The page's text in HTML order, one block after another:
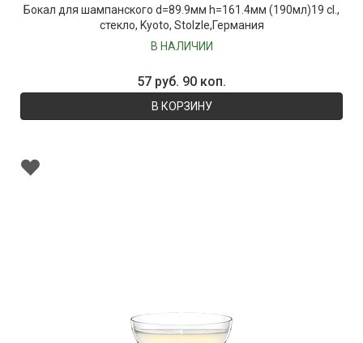
Бокал для шампанского d=89.9мм h=161.4мм (190мл)19 cl.,
стекло, Kyoto, Stolzle,Германия
В НАЛИЧИИ
57 руб. 90 коп.
В КОРЗИНУ